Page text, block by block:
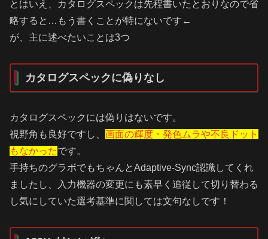
とはいえ、カタログスペックは先程書いたとおりなので省
略すると…もう書くことが特にないです←
が、主に述べたいことは3つ
カタログスペックに偽りなし
カタログスペックには偽りはないです。
視野角も良好ですし、 画面の輝度・発色ムラや不良ドット
もなかったです。
手持ちのグラボでもちゃんとAdaptive-Sync認識してくれ
ましたし、入力機器の変更にも素早く追従して切り替わる
し気にしていた選考基準に関しては文句なしです！